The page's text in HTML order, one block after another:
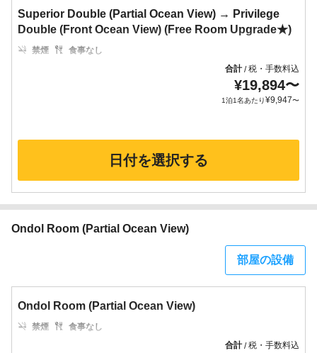
Superior Double (Partial Ocean View) → Privilege
Double (Front Ocean View) (Free Room Upgrade★)
禁煙
食事なし
合計/税・手数料込
¥19,894〜
1泊1名あたり¥9,947〜
日付を選択する
Ondol Room (Partial Ocean View)
部屋の設備
Ondol Room (Partial Ocean View)
禁煙
食事なし
合計/税・手数料込